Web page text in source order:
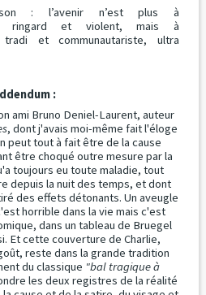
: l’avenir n’est plus à
ringard et violent, mais à
tradi et communautariste, ultra
:
ami Bruno Deniel-Laurent, auteur
, dont j'avais moi-même fait l'éloge
peut tout à fait être de la cause
être choqué outre mesure par la
toujours eu toute maladie, tout
depuis la nuit des temps, et dont
des effets détonants. Un aveugle
horrible dans la vie mais c'est
dans un tableau de Bruegel
Et cette couverture de Charlie,
reste dans la grande tradition
du classique "bal tragique à
les deux registres de la réalité